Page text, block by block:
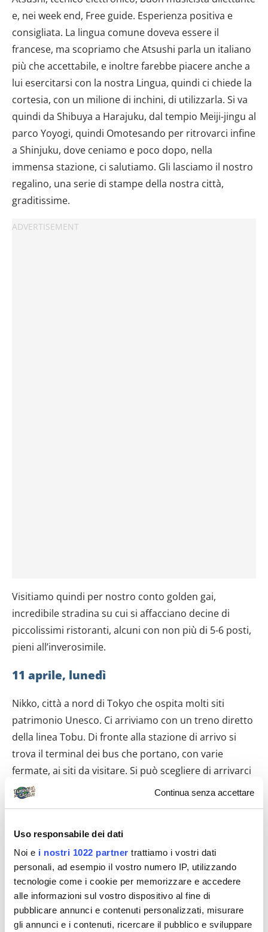
Continua senza accettare
Uso responsabile dei dati
Noi e i nostri 1022 partner trattiamo i vostri dati
personali, ad esempio il vostro numero IP, utilizzando
tecnologie come i cookie per memorizzare e accedere
alle informazioni sul vostro dispositivo al fine di
pubblicare annunci e contenuti personalizzati, misurare
gli annunci e i contenuti, ricercare il pubblico e sviluppare
e, nei week end, Free guide. Esperienza positiva e
consigliata. La lingua comune doveva essere il
francese, ma scopriamo che Atsushi parla un italiano
più che accettabile, e inoltre farebbe piacere anche a
lui esercitarsi con la nostra Lingua, quindi ci chiede la
cortesia, con un milione di inchini, di utilizzarla. Si va
quindi da Shibuya a Harajuku, dal tempio Meiji-jingu al
parco Yoyogi, quindi Omotesando per ritrovarci infine
a Shinjuku, dove ceniamo e poco dopo, nella
immensa stazione, ci salutiamo. Gli lasciamo il nostro
regalino, una serie di stampe della nostra città,
graditissime.
Visitiamo quindi per nostro conto golden gai,
incredibile stradina su cui si affacciano decine di
piccolissimi ristoranti, alcuni con non più di 5-6 posti,
pieni all’inverosimile.
11 aprile, lunedì
Nikko, città a nord di Tokyo che ospita molti siti
patrimonio Unesco. Ci arriviamo con un treno diretto
della linea Tobu. Di fronte alla stazione di arrivo si
trova il terminal dei bus che portano, con varie
fermate, ai siti da visitare. Si può scegliere di arrivarci
a piedi, l’impresa non è ardua, si passeggia tra negozi
leggera salita si trova il ponte rosso in legno, oggetto
delle tante foto che rappresentano questa località. Di
fronte al ponte, attraversata la strada, una gradinata
in salita conduce ai Templi, molto belli. La visita a
questa località richiede un’intera giornata, e risulta
davvero appagante.